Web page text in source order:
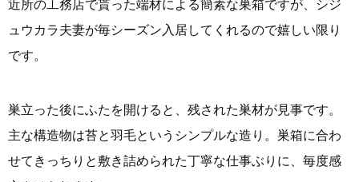
近所の工務店で貰った端材による簡素な巣箱ですが、シジ
ュウカラ夫妻が毎シーズン入居してくれるので嬉しい限り
です。
巣立った後にふたを開けると、残された巣材が見事です。
主な構造物は苔と羽毛というシンプルな造り。巣箱に合わ
せてきっちりと敷き詰められた丁寧な仕事ぶりに、毎度感